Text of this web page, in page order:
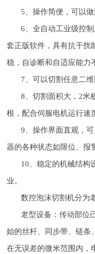
5、操作简便，可以
6、全自动工业级控
套正版软件，具有抗干扰
稳，自诊断和自适应能力
7、可以切割任意二
8、切割面积大，2米
根，配合伺服电机运行速
9、操作界面直观，
器的各种状态如限位、报
10、稳定的机械结构
业。
数控泡沫切割机分为
老型设备：传动部位
始的丝杆、同步带、链条
在无误差的微米范围内，